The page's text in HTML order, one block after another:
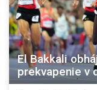
El Bakkali
prekvapenie v